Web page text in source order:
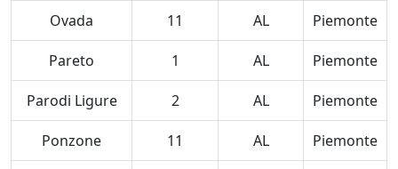
Ovada 11 AL Piemonte
Pareto 1 AL Piemonte
Parodi Ligure 2 AL Piemonte
Ponzone 11 AL Piemonte